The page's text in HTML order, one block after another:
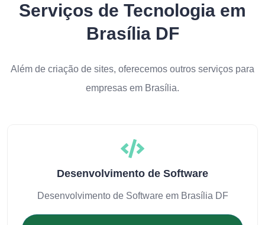
Serviços de Tecnologia em
Brasília DF
Além de criação de sites, oferecemos outros serviços para
empresas em Brasília.
Desenvolvimento de Software
Desenvolvimento de Software em Brasília DF